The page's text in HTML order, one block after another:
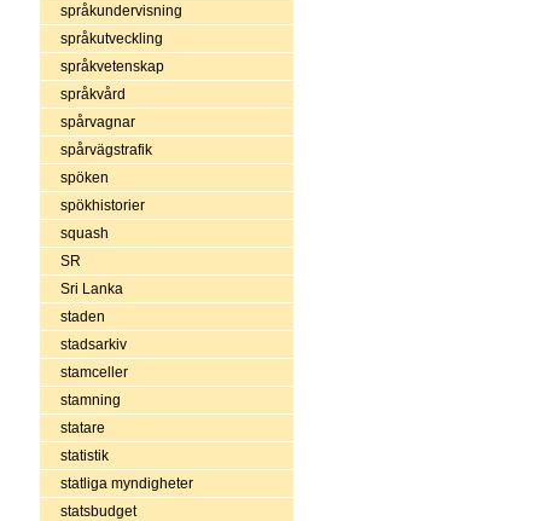
språkundervisning
språkutveckling
språkvetenskap
språkvård
spårvagnar
spårvägstrafik
spöken
spökhistorier
squash
SR
Sri Lanka
staden
stadsarkiv
stamceller
stamning
statare
statistik
statliga myndigheter
statsbudget